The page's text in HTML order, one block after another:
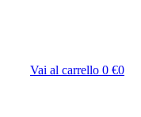
Vai al carrello 0 €0